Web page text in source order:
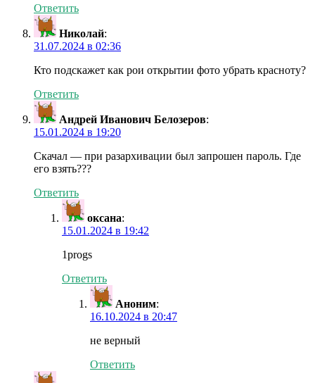
Ответить
Николай:
31.07.2024 в 02:36
Кто подскажет как рои открытии фото убрать красноту?
Ответить
Андрей Иванович Белозеров:
15.01.2024 в 19:20
Скачал — при разархивации был запрошен пароль. Где
его взять???
Ответить
оксана:
15.01.2024 в 19:42
1progs
Ответить
Аноним:
16.10.2024 в 20:47
не верный
Ответить